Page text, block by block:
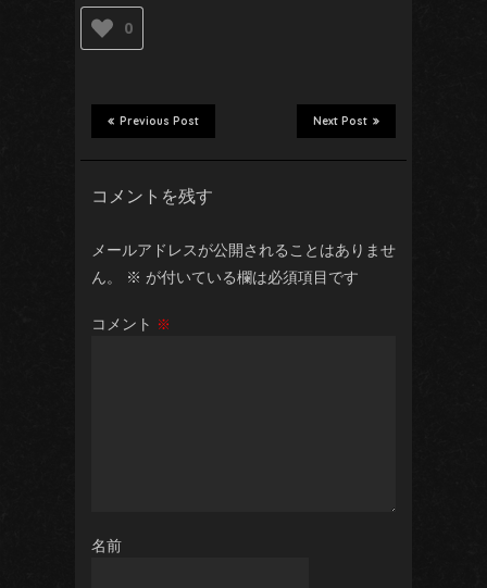
0
Next Post
Previous Post
コメントを残す
メールアドレスが公開されることはありませ
ん。
※ が付いている欄は必須項目です
コメント ※
名前